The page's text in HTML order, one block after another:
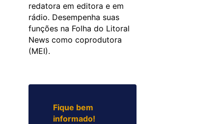
redatora em editora e em
rádio. Desempenha suas
funções na Folha do Litoral
News como coprodutora
(MEI).
Fique bem
informado!